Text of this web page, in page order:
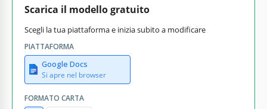
Scarica il modello gratuito
Scegli la tua piattaforma e inizia subito a modificare
PIATTAFORMA
Google Docs
Si apre nel browser
FORMATO CARTA